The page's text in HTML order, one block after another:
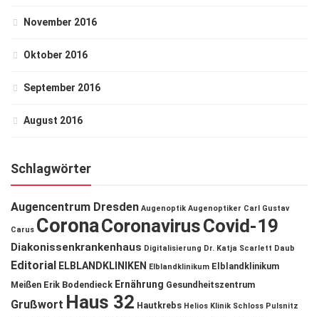
November 2016
Oktober 2016
September 2016
August 2016
Schlagwörter
Augencentrum Dresden Augenoptik Augenoptiker Carl Gustav
Carus CoronaCoronavirusCovid-19
Diakonissenkrankenhaus Digitalisierung Dr. Katja Scarlett Daub
Editorial ELBLANDKLINIKEN Elblandklinikum Elblandklinikum
Meißen Erik Bodendieck Ernährung Gesundheitszentrum
Grußwort Haus 32 Hautkrebs Helios Klinik Schloss Pulsnitz